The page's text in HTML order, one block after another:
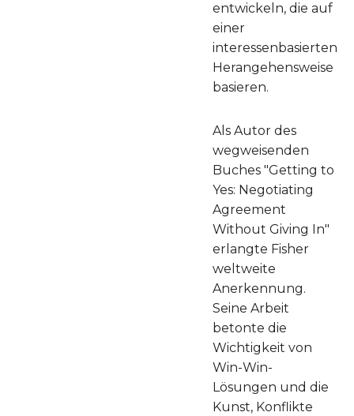
entwickeln, die auf
einer
interessenbasierten
Herangehensweise
basieren.
Als Autor des
wegweisenden
Buches "Getting to
Yes: Negotiating
Agreement
Without Giving In"
erlangte Fisher
weltweite
Anerkennung.
Seine Arbeit
betonte die
Wichtigkeit von
Win-Win-
Lösungen und die
Kunst, Konflikte